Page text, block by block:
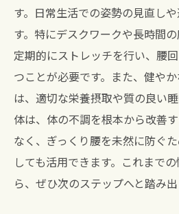
す。日常生活での姿勢の見直し
す。特にデスクワークや長時間の
定期的にストレッチを行い、腰
つことが必要です。また、健や
は、適切な栄養摂取や質の良い
体は、体の不調を根本から改善
なく、ぎっくり腰を未然に防ぐ
しても活用できます。これまで
ら、ぜひ次のステップへと踏み出